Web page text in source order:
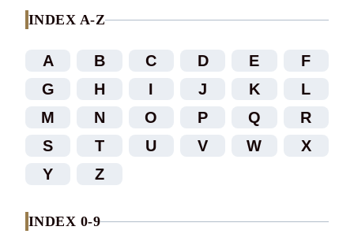
INDEX A-Z
A B C D E
F
G
H I J K
L
M
N O P Q
R
S
T U V W
X
Y
Z
INDEX 0-9